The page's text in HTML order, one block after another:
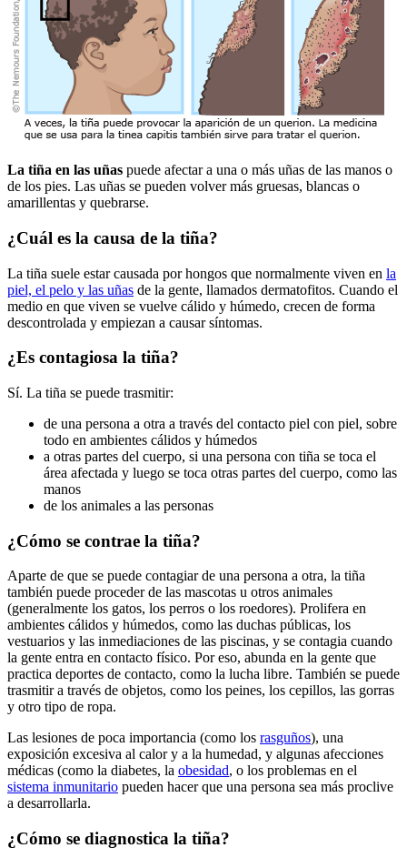
La tiña en las uñas puede afectar a una o más uñas de las manos o
de los pies. Las uñas se pueden volver más gruesas, blancas o
amarillentas y quebrarse.
¿Cuál es la causa de la tiña?
La tiña suele estar causada por hongos que normalmente viven en la
piel, el pelo y las uñas de la gente, llamados dermatofitos. Cuando el
medio en que viven se vuelve cálido y húmedo, crecen de forma
descontrolada y empiezan a causar síntomas.
¿Es contagiosa la tiña?
Sí. La tiña se puede trasmitir:
de una persona a otra a través del contacto piel con piel, sobre
todo en ambientes cálidos y húmedos
a otras partes del cuerpo, si una persona con tiña se toca el
área afectada y luego se toca otras partes del cuerpo, como las
manos
de los animales a las personas
¿Cómo se contrae la tiña?
Aparte de que se puede contagiar de una persona a otra, la tiña
también puede proceder de las mascotas u otros animales
(generalmente los gatos, los perros o los roedores). Prolifera en
ambientes cálidos y húmedos, como las duchas públicas, los
vestuarios y las inmediaciones de las piscinas, y se contagia cuando
la gente entra en contacto físico. Por eso, abunda en la gente que
practica deportes de contacto, como la lucha libre. También se puede
trasmitir a través de objetos, como los peines, los cepillos, las gorras
y otro tipo de ropa.
Las lesiones de poca importancia (como los rasguños), una
exposición excesiva al calor y a la humedad, y algunas afecciones
médicas (como la diabetes, la obesidad, o los problemas en el
sistema inmunitario pueden hacer que una persona sea más proclive
a desarrollarla.
¿Cómo se diagnostica la tiña?